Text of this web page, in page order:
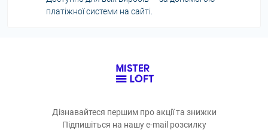
платіжної системи на сайті.
Дізнавайтеся першим про акції та знижки
Підпишіться на нашу e-mail розсилку